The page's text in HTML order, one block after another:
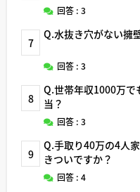
回答 : 3
7
Q.水抜き穴がない擁
回答 : 3
8
Q.世帯年収1000万で
当？
回答 : 3
9
Q.手取り40万の4人
きついですか？
回答 : 4